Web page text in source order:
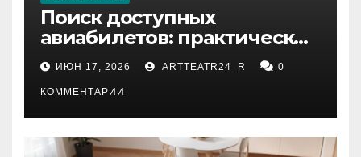
Поиск доступных
авиабилетов: практические
рекомендации
ИЮН 17, 2026 ARTTEATR24_R 0
КОММЕНТАРИИ